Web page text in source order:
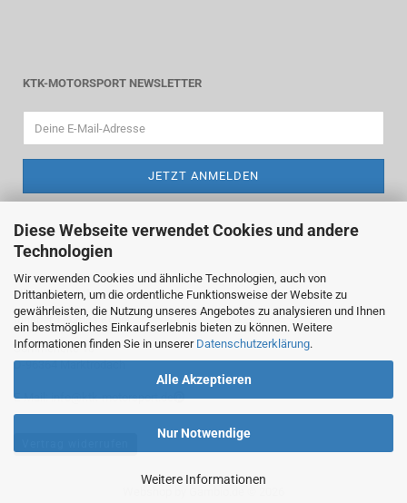
Diese Webseite verwendet Cookies und andere
Technologien
Wir verwenden Cookies und ähnliche Technologien, auch von
Drittanbietern, um die ordentliche Funktionsweise der Website zu
gewährleisten, die Nutzung unseres Angebotes zu analysieren und Ihnen
ein bestmögliches Einkaufserlebnis bieten zu können. Weitere
Informationen finden Sie in unserer Datenschutzerklärung.
Alle Akzeptieren
Nur Notwendige
Weitere Informationen
KTK-MOTORSPORT NEWSLETTER
ktk-motorsport
Inhaber Thomas Köbel
Sommerleite 13
D-96364 Marktrodach
E-Mail: info@ktk-motorsport.de